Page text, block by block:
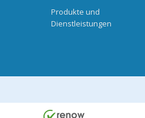
Produkte und
Dienstleistungen